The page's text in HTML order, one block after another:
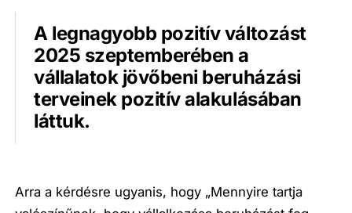
A legnagyobb pozitív változást
2025 szeptemberében a
vállalatok jövőbeni beruházási
terveinek pozitív alakulásában
láttuk.
Arra a kérdésre ugyanis, hogy „Mennyire tartja